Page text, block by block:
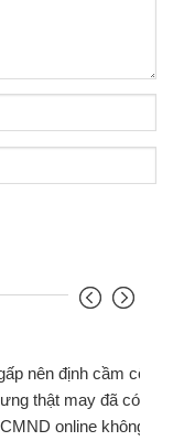
định cầm cố
thật may đã có
online không